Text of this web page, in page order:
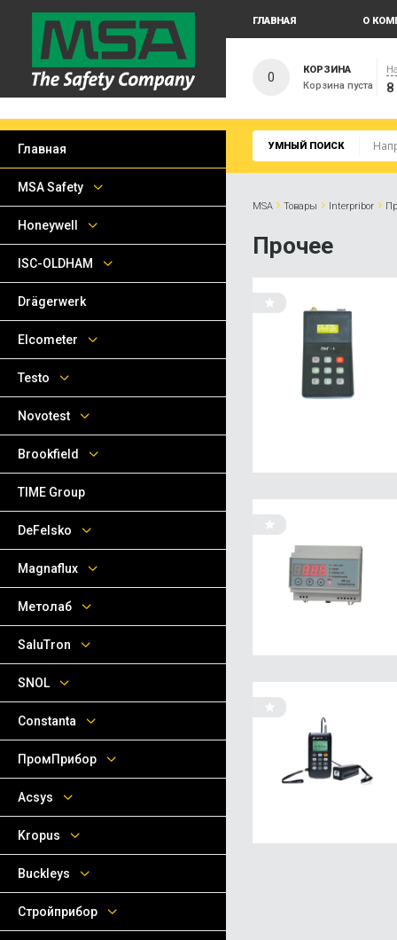
ГЛАВНАЯ О
0
КОРЗИНА
Корзина пуста
УМНЫЙ ПОИСК
MSA › Товары › Interpribor ›
Прочее
Главная
MSA Safety
Honeywell
ISC-OLDHAM
Drägerwerk
Elcometer
Testo
Novotest
Brookfield
TIME Group
DeFelsko
Magnaflux
Метолаб
SaluTron
SNOL
Сonstanta
ПромПрибор
Acsys
Kropus
Buckleys
Стройприбор